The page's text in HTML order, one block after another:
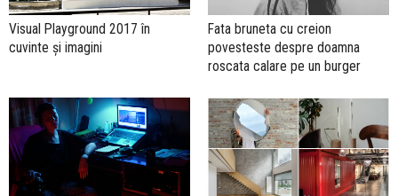
Visual Playground 2017 în
cuvinte și imagini
Fata bruneta cu creion
povesteste despre doamna
roscata calare pe un burger